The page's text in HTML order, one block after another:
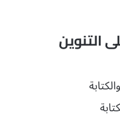
التنوين